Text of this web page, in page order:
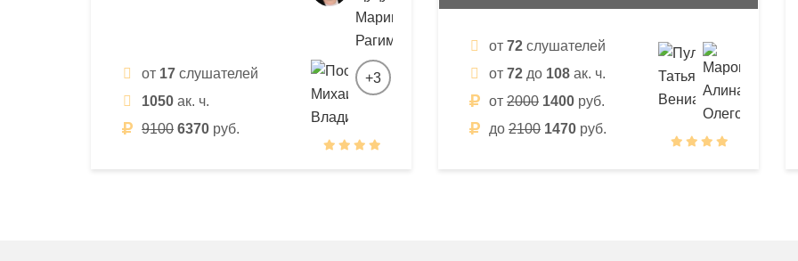
от 17 слушателей
1050 ак. ч.
9100 6370 руб.
+3
от 72 слушателей
от 72 до 108 ак. ч.
от 2000 1400 руб.
до 2100 1470 руб.